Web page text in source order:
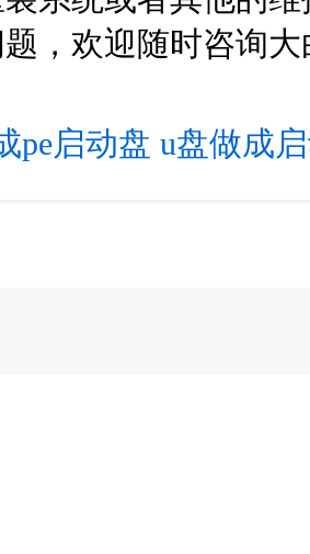
，欢迎随时咨询
pe启动盘 u盘做成